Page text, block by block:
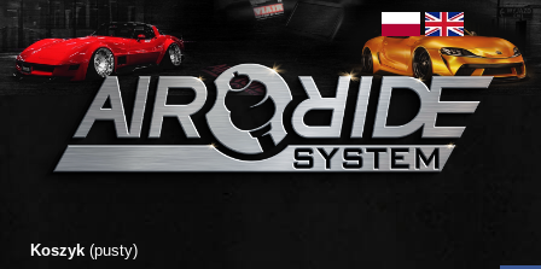
Koszyk (pusty)